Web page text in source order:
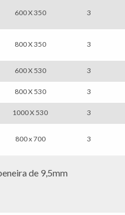
600 X 350 3
800 X 350 3
600 X 530 3
800 X 530 3
1000 X 530 3
800 x 700 3
de 9,5mm